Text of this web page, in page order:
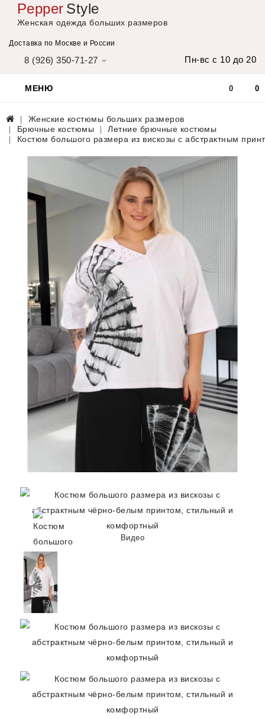
Pepper Style
Женская одежда больших размеров
Доставка по Москве и России
8 (926) 350-71-27 Пн-вс с 10 до 20
МЕНЮ 0 0
Женские костюмы больших размеров
Брючные костюмы
Летние брючные костюмы
Костюм большого размера из вискозы с абстрактным
Видео